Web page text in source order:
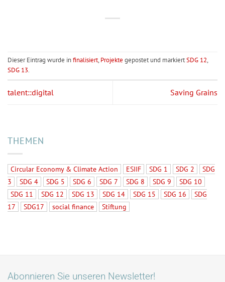
Dieser Eintrag wurde infinalisiert, Projekte gepostet und markiertSDG 12,
SDG 13.
talent::digital Saving Grains
THEMEN
Circular Economy & Climate Action ESIIF SDG 1 SDG 2
SDG
3
SDG 4 SDG 5 SDG 6 SDG 7 SDG 8 SDG 9
SDG 10
SDG 11
SDG 12 SDG 13 SDG 14 SDG 15 SDG 16
SDG
17
SDG17 social finance Stiftung
Abonnieren Sie unseren Newsletter!